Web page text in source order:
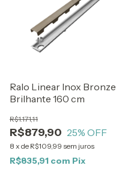
Ralo Linear Inox Bronze
Brilhante 160 cm
R$879,90
R$1.171,11
25% OFF
8 x de R$109,99 sem juros
R$835,91 com Pix